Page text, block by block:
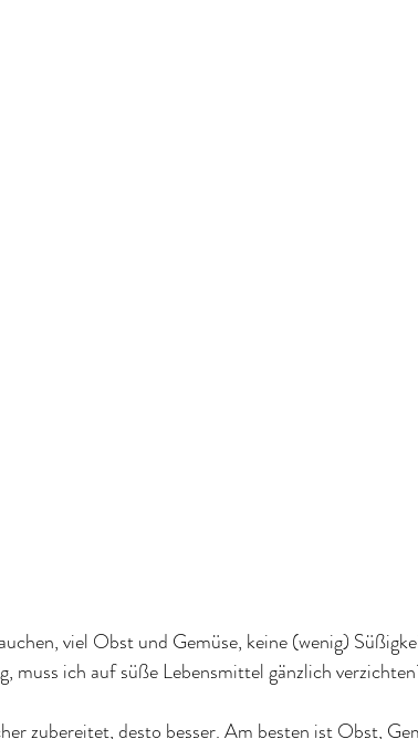
viel Obst und Gemüse, keine (wenig)
muss ich auf süße Lebensmittel gänzlich
zubereitet, desto besser. Am besten ist Obst,